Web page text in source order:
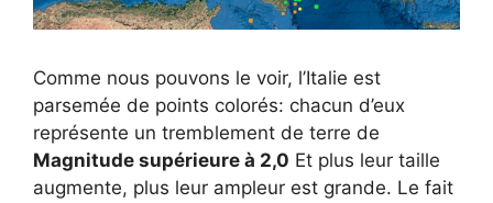
Comme nous pouvons le voir, l’Italie est
parsemée de points colorés: chacun d’eux
représente un tremblement de terre de
Magnitude supérieure à 2,0 Et plus leur taille
augmente, plus leur ampleur est grande. Le fait